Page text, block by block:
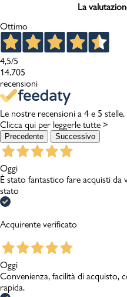
La
Ottimo
4,5/5
14.705
recensioni
Le nostre recensioni a 4 e 5 stelle.
Clicca qui per leggerle tutte >
Precedente Successivo
Oggi
È stato fantastico fare acquisti
stato
Acquirente verificato
Oggi
Convenienza, facilità di acquisto,
rapida.